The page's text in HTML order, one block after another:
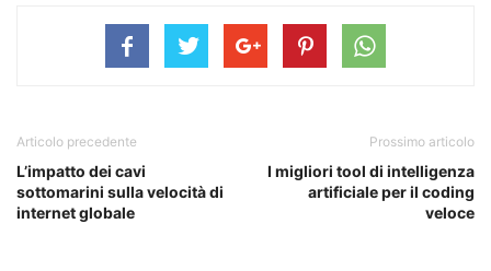
Articolo precedente
L’impatto dei cavi
sottomarini sulla velocità di
internet globale
Prossimo articolo
I migliori tool di intelligenza
artificiale per il coding
veloce